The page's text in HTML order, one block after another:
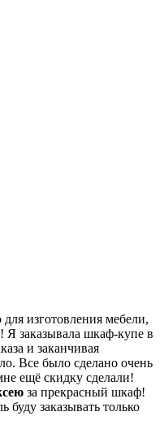
изготовления мебели,
заказывала шкаф-купе в
и заканчивая
Все было сделано очень
ещё скидку сделали!
за прекрасный шкаф!
буду заказывать только